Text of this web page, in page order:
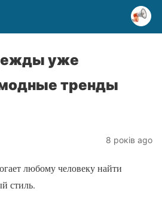
уже
тренды
8 років ago
любому человеку найти
стиль.